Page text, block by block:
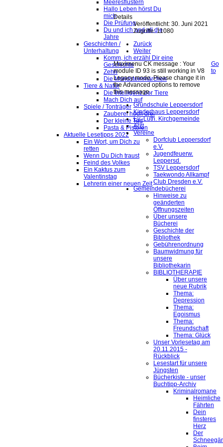
Meeresflüstern
Hallo Leben hörst Du
mich
Die Prüfung
Du und ich und all die
Jahre
Geschichten /
Unterhaltung
Komm, ich erzähl Dir eine
Geschichte
Zehn
Die Mondsteinmärchen
Tiere & Natur
Die Intelligenz der Tiere
Mach Dich auf
Spiele / Tonträger
Zauberei hoch drei
Der kleine Tag
Pasta & Pistolen
Aktuelle Lesetipps 2022
Ein Wort, um Dich zu
retten
Wenn Du Dich traust
Feind des Volkes
Ein Kaktus zum
Valentinstag
Lehrerin einer neuen Zeit
Details
Veröffentlicht: 30. Juni 2021
Zugriffe: 11080
Zurück
Weiter
Maximenu CK message : Your
module ID 93 is still working in V8
Legacy mode. Please change it in
the Advanced options to remove
this message.
Grundschule Leppersdorf
Kinderhaus Leppersdorf
Ev.-Luth. Kirchgemeinde
Arzt
Vereine
Dorfclub Leppersdorf
e.V.
Jugendfeuerw.
Leppersd.
TSV Leppersdorf
Taekwondo Allkampf
Club Dresden e.V.
Gemeindebücherei
Hinweise zu
geänderten
Öffnungszeiten
Über unsere
Bücherei
Geschichte der
Bibliothek
Gebührenordnung
Baumwidmung für
unsere
Bibliothekarin
BIBLIOTHERAPIE
Über unsere
neue Rubrik
Thema:
Depression
Thema:
Egoismus
Thema:
Freundschaft
Thema: Glück
Unser Vorlesetag am
20.11.2015 -
Rückblick
Lesestart für unsere
Jüngsten
Bücherkiste - unser
Buchtipp-Archiv
Kriminalromane
Heimliche
Fährten
Dein
finsteres
Herz
Der
Go
to